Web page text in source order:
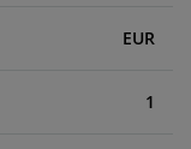
EUR
1